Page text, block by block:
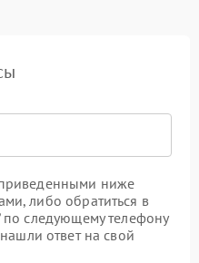
ниже
либо обратиться в
по следующему телефону
ответ на свой